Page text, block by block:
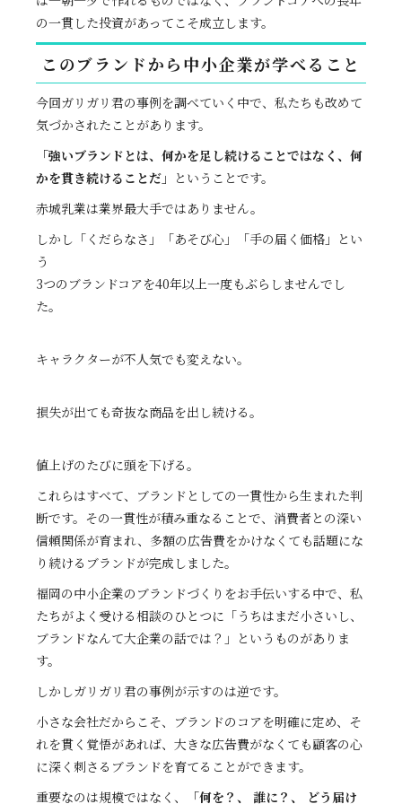
の一貫した投資があってこそ成立します。
このブランドから中小企業が学べること
今回ガリガリ君の事例を調べていく中で、私たちも改めて
気づかされたことがあります。
「強いブランドとは、何かを足し続けることではなく、何
かを貫き続けることだ」 ということです。
赤城乳業は業界最大手ではありません。
しかし「くだらなさ」「あそび心」「手の届く価格」とい
う
3つのブランドコアを40年以上一度もぶらしませんでし
た。
キャラクターが不人気でも変えない。
損失が出ても奇抜な商品を出し続ける。
値上げのたびに頭を下げる。
これらはすべて、ブランドとしての一貫性から生まれた判
断です。その一貫性が積み重なることで、消費者との深い
信頼関係が育まれ、多額の広告費をかけなくても話題にな
り続けるブランドが完成しました。
福岡の中小企業のブランドづくりをお手伝いする中で、私
たちがよく受ける相談のひとつに「うちはまだ小さいし、
ブランドなんて大企業の話では？」というものがありま
す。
しかしガリガリ君の事例が示すのは逆です。
小さな会社だからこそ、ブランドのコアを明確に定め、そ
れを貫く覚悟があれば、大きな広告費がなくても顧客の心
に深く刺さるブランドを育てることができます。
重要なのは規模ではなく、
「何を？、 誰に？、 どう届け